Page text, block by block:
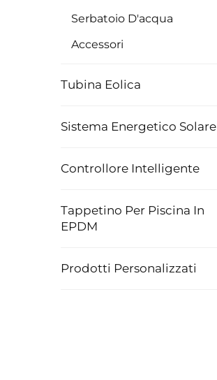
Serbatoio D'acqua
Accessori
Tubina Eolica
Sistema Energetico Solare
Controllore Intelligente
Tappetino Per Piscina In
EPDM
Prodotti Personalizzati